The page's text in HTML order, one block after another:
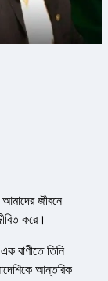
আমাদের জীবনে
করে।
বাণীতে তিনি
আন্তরিক